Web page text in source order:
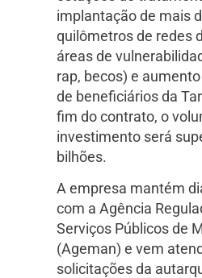
implantação de mais
quilômetros de redes
áreas de
rap, becos) e
de beneficiários da
fim do contrato, o
investimento será
bilhões.
A empresa mantém
com a Agência
Serviços Públicos de
(Ageman) e vem
solicitações da